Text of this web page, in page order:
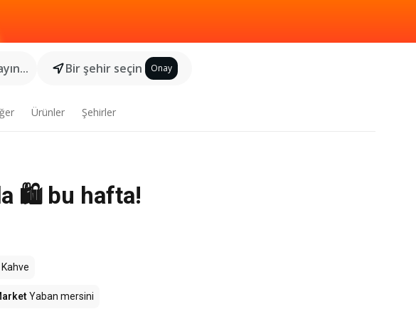
Bir şehir seçin Onay
Ürünler Şehirler
🛍️ bu hafta!
Kahve
Yaban mersini